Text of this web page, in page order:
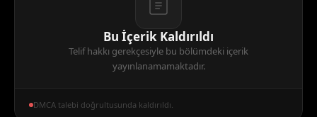
Bu İçerik Kaldırıldı
Telif hakkı gerekçesiyle bu bölümdeki içerik
yayınlanamamaktadır.
DMCA talebi doğrultusunda kaldırıldı.